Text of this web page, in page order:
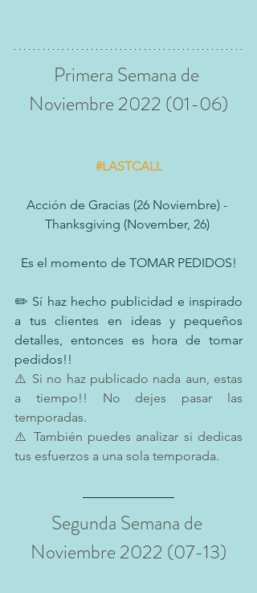
Primera Semana de
Noviembre 2022 (01-06)
#LASTCALL
Acción de Gracias (26 Noviembre) -
Thanksgiving (November, 26)
Es el momento de TOMAR PEDIDOS!
✏️ Sí haz hecho publicidad e inspirado
a tus clientes en ideas y pequeños
detalles, entonces es hora de tomar
pedidos!!
⚠️ Si no haz publicado nada aun, estas
a tiempo!! No dejes pasar las
temporadas.
⚠️ También puedes analizar si dedicas
tus esfuerzos a una sola temporada.
Segunda Semana de
Noviembre 2022 (07-13)